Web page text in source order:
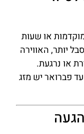
או שעות
יותר, האווירה
או נרגעת.
פברואר יש מזג